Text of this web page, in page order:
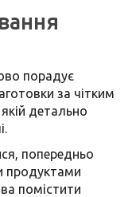
порадує
за чітким
детально
попередньо
продуктами
помістити